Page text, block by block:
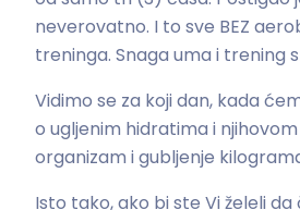
neverovatno. I to sve BEZ
treninga. Snaga uma i trening
Vidimo se za koji dan, kada
o ugljenim hidratima i
organizam i gubljenje
Isto tako, ako bi ste Vi želeli